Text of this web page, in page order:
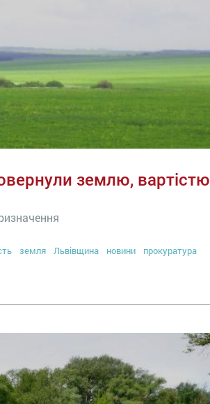
землю, вартістю
земля Львівщина новини прокуратура